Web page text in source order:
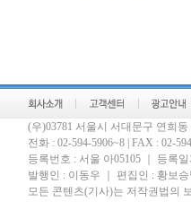
(우)03781 서울시 서대문구 연희
전화 : 02-594-5906~8 | FAX : 02-
등록번호 : 서울 아05105 ｜ 등록
발행인 : 이동우 ｜ 편집인 : 황보
모든 콘텐츠(기사)는 저작권법의